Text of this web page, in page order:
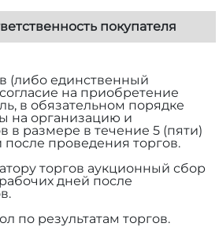
покупателя
(либо единственный
на приобретение
в обязательном порядке
на организацию и
в размере в течение 5 (пяти)
проведения торгов.
торгов аукционный сбор
дней после
по результатам торгов.